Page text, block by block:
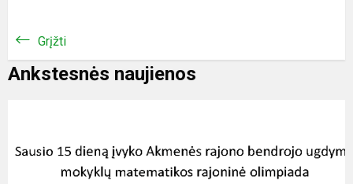
Grįžti
Ankstesnės naujienos